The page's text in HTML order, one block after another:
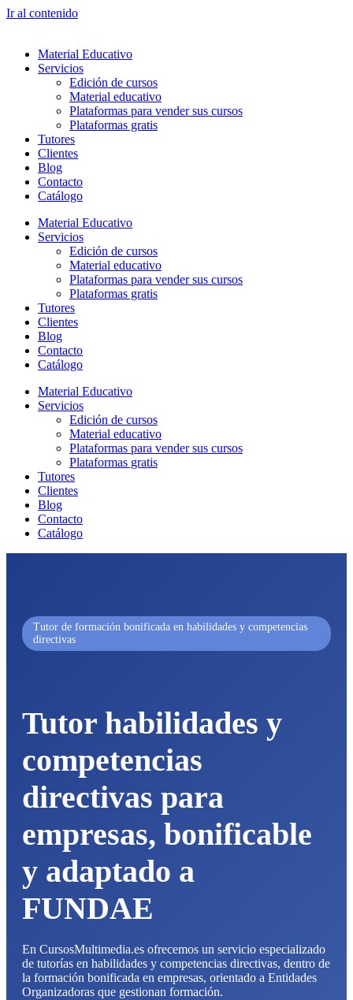
Ir al contenido
Material Educativo
Servicios
Edición de cursos
Material educativo
Plataformas para vender sus cursos
Plataformas gratis
Tutores
Clientes
Blog
Contacto
Catálogo
Material Educativo
Servicios
Edición de cursos
Material educativo
Plataformas para vender sus cursos
Plataformas gratis
Tutores
Clientes
Blog
Contacto
Catálogo
Material Educativo
Servicios
Edición de cursos
Material educativo
Plataformas para vender sus cursos
Plataformas gratis
Tutores
Clientes
Blog
Contacto
Catálogo
Tutor de formación bonificada en habilidades y competencias
directivas
Tutor habilidades y
competencias
directivas para
empresas, bonificable
y adaptado a
FUNDAE
En CursosMultimedia.es ofrecemos un servicio especializado
de tutorías en habilidades y competencias directivas, dentro de
la formación bonificada en empresas, orientado a Entidades
Organizadoras que gestionan formación.